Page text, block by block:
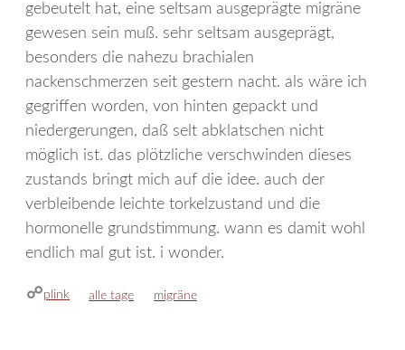
gebeutelt hat, eine seltsam ausgeprägte migräne
gewesen sein muß. sehr seltsam ausgeprägt,
besonders die nahezu brachialen
nackenschmerzen seit gestern nacht. als wäre ich
gegriffen worden, von hinten gepackt und
niedergerungen, daß selt abklatschen nicht
möglich ist. das plötzliche verschwinden dieses
zustands bringt mich auf die idee. auch der
verbleibende leichte torkelzustand und die
hormonelle grundstimmung. wann es damit wohl
endlich mal gut ist. i wonder.
plink kategorien
alle tage schlagwörter
migräne